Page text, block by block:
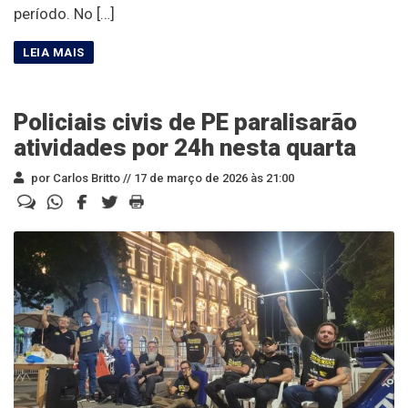
período. No […]
Policiais civis de PE paralisarão
atividades por 24h nesta quarta
por Carlos Britto // 17 de março de 2026 às 21:00